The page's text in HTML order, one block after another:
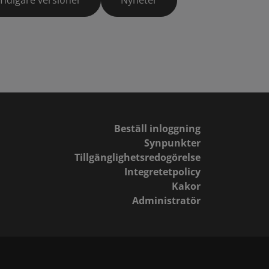
Beställ inloggning
Synpunkter
Tillgänglighetsredogörelse
Integretetpolicy
Kakor
Administratör